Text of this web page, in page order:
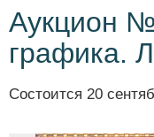
Аукцион
графика.
Состоится 20